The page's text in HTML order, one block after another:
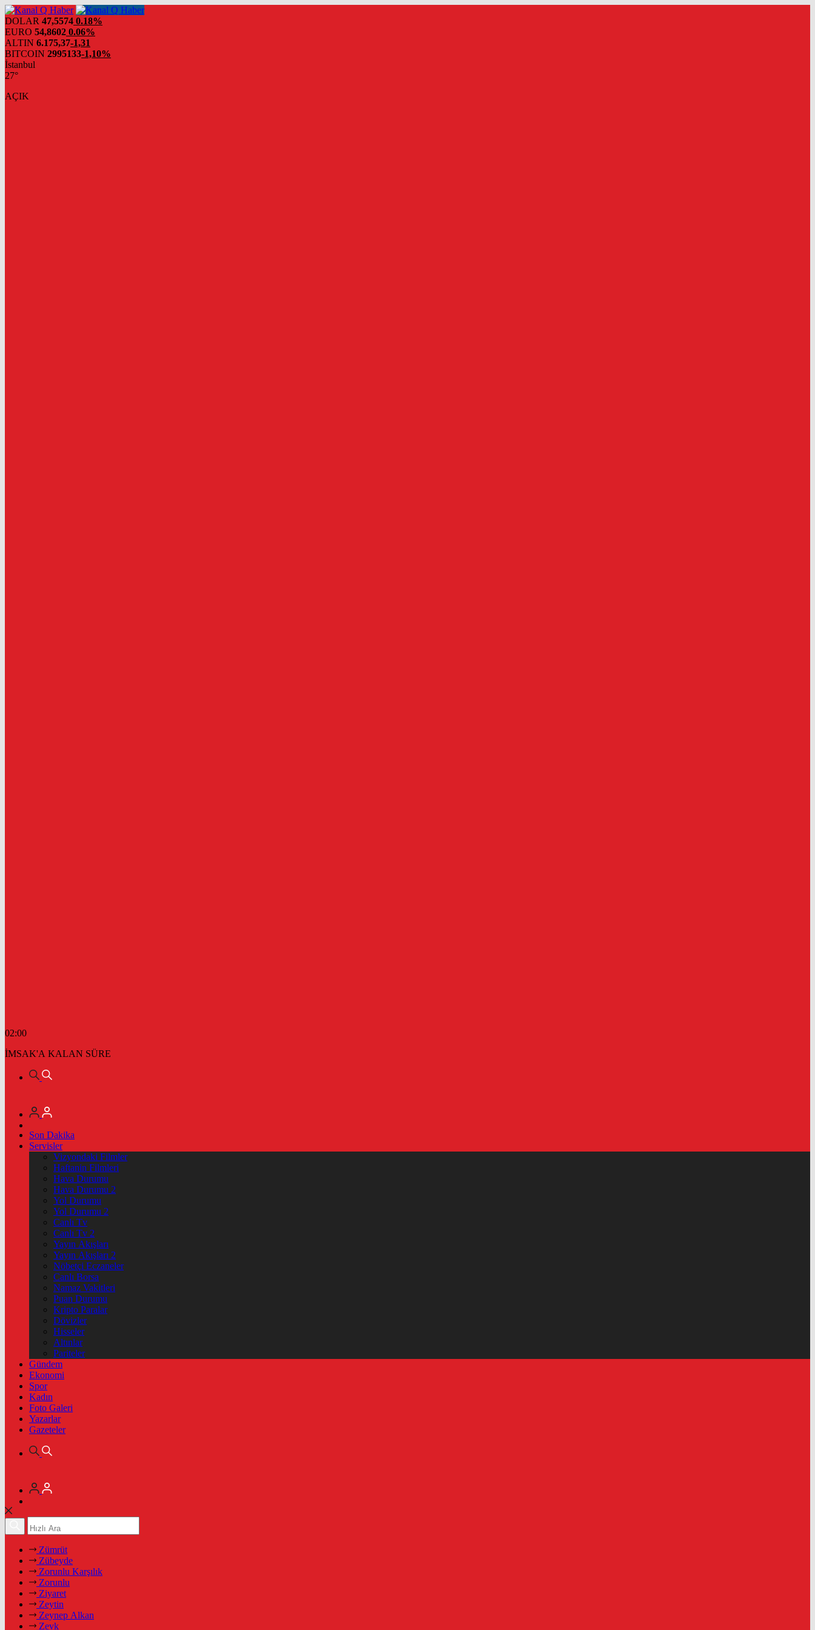
DOLAR 47,5574 0.18%
EURO 54,8602 0.06%
ALTIN 6.175,37-1,31
BITCOIN 2995133-1,10%
İstanbul
27°
AÇIK
02:00
İMSAK'A KALAN SÜRE
Son Dakika
Servisler
Vizyondaki Filmler
Haftanin Filmleri
Hava Durumu
Hava Durumu 2
Yol Durumu
Yol Durumu 2
Canlı Tv
Canlı Tv 2
Yayın Akışları
Yayın Akışları 2
Nöbetçi Eczaneler
Canlı Borsa
Namaz Vakitleri
Puan Durumu
Kripto Paralar
Dövizler
Hisseler
Altınlar
Pariteler
Gündem
Ekonomi
Spor
Kadın
Foto Galeri
Yazarlar
Gazeteler
Zümrüt
Zübeyde
Zorunlu Karşılık
Zorunlu
Ziyaret
Zeytin
Zeynep Alkan
Zevk